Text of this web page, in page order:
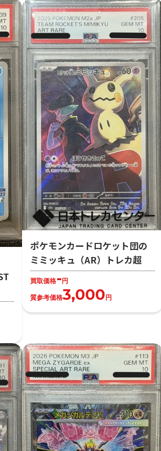
ポケモンカードロケット団の
ミミッキュ（AR）トレカ超
買取価格-円
質参考価格3,000円